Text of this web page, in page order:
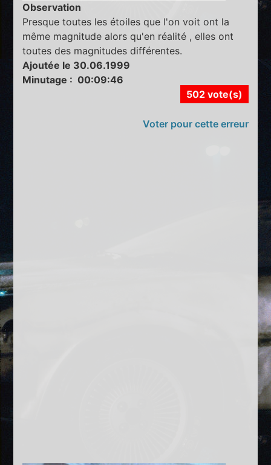
Observation
Presque toutes les étoiles que l'on voit ont la
même magnitude alors qu'en réalité , elles ont
toutes des magnitudes différentes.
Ajoutée le 30.06.1999
Minutage : 00:09:46
502 vote(s)
Voter pour cette erreur